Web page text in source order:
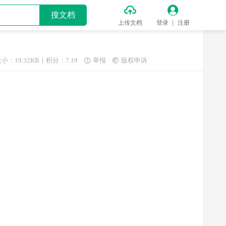
搜文档 
上传文档

登录 注册
小：19.32KB 积分：7.19  举报  版权申诉